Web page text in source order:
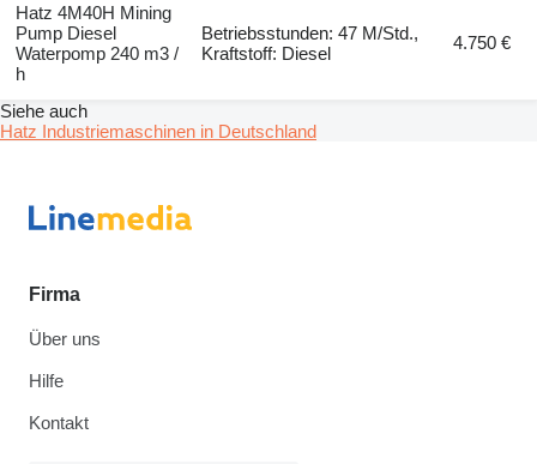
Hatz 4M40H Mining
Pump Diesel
Waterpomp 240 m3 /
h
Betriebsstunden: 47 M/Std.,
Kraftstoff: Diesel
4.750 €
Siehe auch
Hatz Industriemaschinen in Deutschland
Firma
Über uns
Hilfe
Kontakt